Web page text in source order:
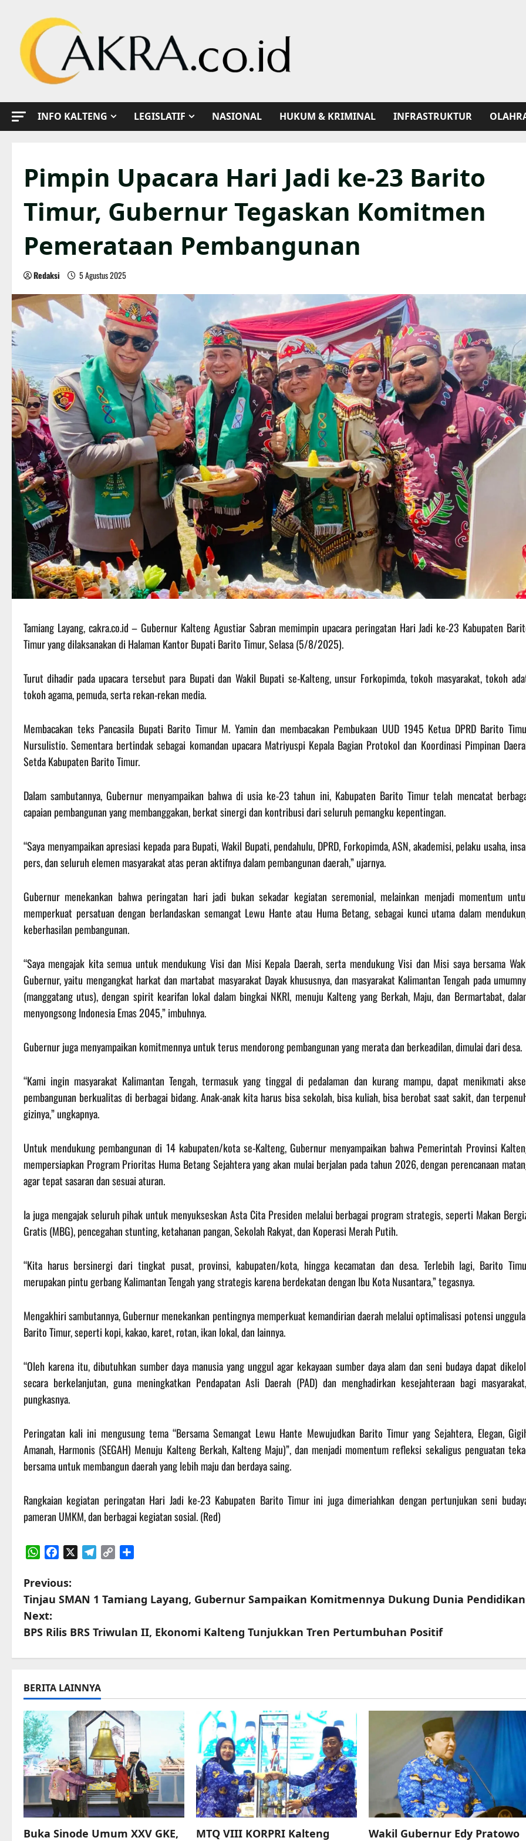
content
INFO KALTENG LEGISLATIF NASIONAL HUKUM & KRIMINAL INFRASTRUKTUR
Pimpin Upacara Hari Jadi ke-23 Barito
Timur, Gubernur Tegaskan Komitmen
Pemerataan Pembangunan
Redaksi 5 Agustus 2025
Tamiang Layang, cakra.co.id – Gubernur Kalteng Agustiar Sabran memimpin upacara peringatan Hari Jadi ke-23 Kabupaten
Timur yang dilaksanakan di Halaman Kantor Bupati Barito Timur, Selasa (5/8/2025).
Turut dihadir pada upacara tersebut para Bupati dan Wakil Bupati se-Kalteng, unsur Forkopimda, tokoh masyarakat, tokoh
tokoh agama, pemuda, serta rekan-rekan media.
Membacakan teks Pancasila Bupati Barito Timur M. Yamin dan membacakan Pembukaan UUD 1945 Ketua DPRD Barito
Nursulistio. Sementara bertindak sebagai komandan upacara Matriyuspi Kepala Bagian Protokol dan Koordinasi Pimpinan
Setda Kabupaten Barito Timur.
Dalam sambutannya, Gubernur menyampaikan bahwa di usia ke-23 tahun ini, Kabupaten Barito Timur telah mencatat
capaian pembangunan yang membanggakan, berkat sinergi dan kontribusi dari seluruh pemangku kepentingan.
“Saya menyampaikan apresiasi kepada para Bupati, Wakil Bupati, pendahulu, DPRD, Forkopimda, ASN, akademisi, pelaku usaha,
pers, dan seluruh elemen masyarakat atas peran aktifnya dalam pembangunan daerah,” ujarnya.
Gubernur menekankan bahwa peringatan hari jadi bukan sekadar kegiatan seremonial, melainkan menjadi momentum
memperkuat persatuan dengan berlandaskan semangat Lewu Hante atau Huma Betang, sebagai kunci utama dalam
keberhasilan pembangunan.
“Saya mengajak kita semua untuk mendukung Visi dan Misi Kepala Daerah, serta mendukung Visi dan Misi saya bersama
Gubernur, yaitu mengangkat harkat dan martabat masyarakat Dayak khususnya, dan masyarakat Kalimantan Tengah pada
(manggatang utus), dengan spirit kearifan lokal dalam bingkai NKRI, menuju Kalteng yang Berkah, Maju, dan Bermartabat,
menyongsong Indonesia Emas 2045,” imbuhnya.
Gubernur juga menyampaikan komitmennya untuk terus mendorong pembangunan yang merata dan berkeadilan, dimulai dari desa.
“Kami ingin masyarakat Kalimantan Tengah, termasuk yang tinggal di pedalaman dan kurang mampu, dapat menikmati
pembangunan berkualitas di berbagai bidang. Anak-anak kita harus bisa sekolah, bisa kuliah, bisa berobat saat sakit, dan
gizinya,” ungkapnya.
Untuk mendukung pembangunan di 14 kabupaten/kota se-Kalteng, Gubernur menyampaikan bahwa Pemerintah Provinsi
mempersiapkan Program Prioritas Huma Betang Sejahtera yang akan mulai berjalan pada tahun 2026, dengan perencanaan
agar tepat sasaran dan sesuai aturan.
Ia juga mengajak seluruh pihak untuk menyukseskan Asta Cita Presiden melalui berbagai program strategis, seperti Makan
Gratis (MBG), pencegahan stunting, ketahanan pangan, Sekolah Rakyat, dan Koperasi Merah Putih.
“Kita harus bersinergi dari tingkat pusat, provinsi, kabupaten/kota, hingga kecamatan dan desa. Terlebih lagi, Barito
merupakan pintu gerbang Kalimantan Tengah yang strategis karena berdekatan dengan Ibu Kota Nusantara,” tegasnya.
Mengakhiri sambutannya, Gubernur menekankan pentingnya memperkuat kemandirian daerah melalui optimalisasi potensi
Barito Timur, seperti kopi, kakao, karet, rotan, ikan lokal, dan lainnya.
“Oleh karena itu, dibutuhkan sumber daya manusia yang unggul agar kekayaan sumber daya alam dan seni budaya dapat
secara berkelanjutan, guna meningkatkan Pendapatan Asli Daerah (PAD) dan menghadirkan kesejahteraan bagi
pungkasnya.
Peringatan kali ini mengusung tema “Bersama Semangat Lewu Hante Mewujudkan Barito Timur yang Sejahtera, Elegan,
Amanah, Harmonis (SEGAH) Menuju Kalteng Berkah, Kalteng Maju)”, dan menjadi momentum refleksi sekaligus penguatan
bersama untuk membangun daerah yang lebih maju dan berdaya saing.
Rangkaian kegiatan peringatan Hari Jadi ke-23 Kabupaten Barito Timur ini juga dimeriahkan dengan pertunjukan seni
pameran UMKM, dan berbagai kegiatan sosial. (Red)
P
o
s
t
n
a
v
i
g
a
t
Previous:
Tinjau SMAN 1 Tamiang Layang, Gubernur Sampaikan Komitmennya Dukung Dunia Pendidikan
Next:
BPS Rilis BRS Triwulan II, Ekonomi Kalteng Tunjukkan Tren Pertumbuhan Positif
BERITA LAINNYA
Buka Sinode Umum XXV GKE, MTQ VIII KORPRI Kalteng Wakil Gubernur Edy Pratowo